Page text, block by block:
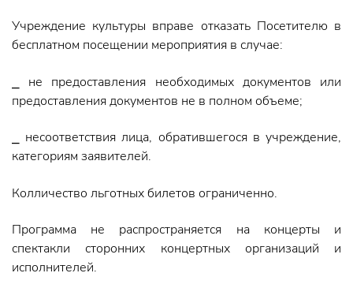
Учреждение культуры вправе отказать Посетителю в
бесплатном посещении мероприятия в случае:
⎯ не предоставления необходимых документов или
предоставления документов не в полном объеме;
⎯ несоответствия лица, обратившегося в учреждение,
категориям заявителей.
Колличество льготных билетов ограниченно.
Программа не распространяется на концерты и
спектакли сторонних концертных организаций и
исполнителей.